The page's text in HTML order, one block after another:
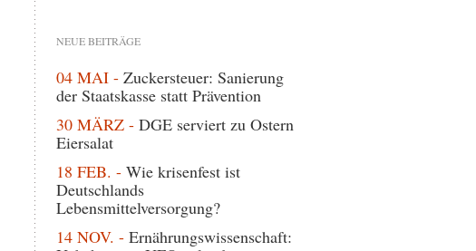
NEUE BEITRÄGE
04 MAI - Zuckersteuer: Sanierung
der Staatskasse statt Prävention
30 MÄRZ - DGE serviert zu Ostern
Eiersalat
18 FEB. - Wie krisenfest ist
Deutschlands
Lebensmittelversorgung?
14 NOV. - Ernährungswissenschaft: